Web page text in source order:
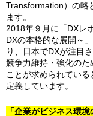
Transformation）の略
ます。
2018年９月に「DXレ
DXの本格的な展開～
り、日本でDXが注目
競争力維持・強化のた
ことが求められてい
定義しています。
「企業がビジネス環